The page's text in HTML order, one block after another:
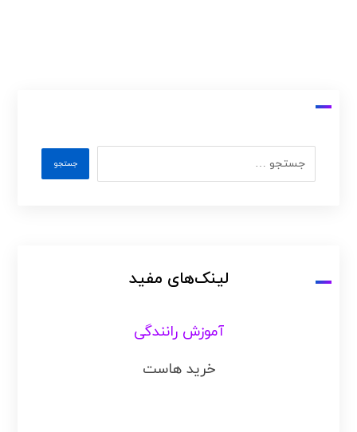
لینک‌های مفید
آموزش رانندگی
خرید هاست